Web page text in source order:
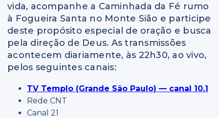
vida, acompanhe a Caminhada da Fé rumo
à Fogueira Santa no Monte Sião e participe
deste propósito especial de oração e busca
pela direção de Deus. As transmissões
acontecem diariamente, às 22h30, ao vivo,
pelos seguintes canais:
TV Templo (Grande São Paulo) — canal 10.1
Rede CNT
Canal 21